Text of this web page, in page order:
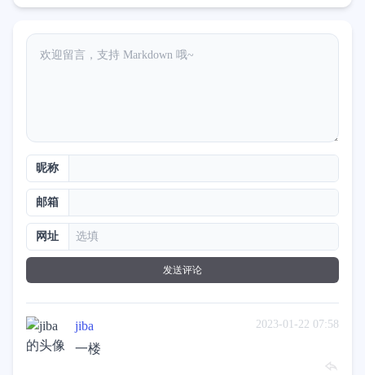
昵称
邮箱
网址
发送评论
2023-01-22 07:58
jiba
一楼